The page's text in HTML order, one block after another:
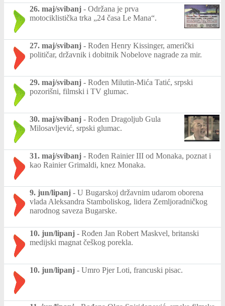
26. maj/svibanj - Održana je prva
motociklistička trka „24 časa Le Mana“.
27. maj/svibanj - Rođen Henry Kissinger, američki
političar, državnik i dobitnik Nobelove nagrade za mir.
29. maj/svibanj - Rođen Milutin-Mića Tatić, srpski
pozorišni, filmski i TV glumac.
30. maj/svibanj - Rođen Dragoljub Gula
Milosavljević, srpski glumac.
31. maj/svibanj - Rođen Rainier III od Monaka, poznat i
kao Rainier Grimaldi, knez Monaka.
9. jun/lipanj - U Bugarskoj državnim udarom oborena
vlada Aleksandra Stamboliskog, lidera Zemljoradničkog
narodnog saveza Bugarske.
10. jun/lipanj - Rođen Jan Robert Maskvel, britanski
medijski magnat češkog porekla.
10. jun/lipanj - Umro Pjer Loti, francuski pisac.